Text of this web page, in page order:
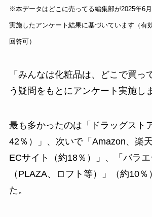
※本データはどこに売ってる編集部が2025年6
実施したアンケート結果に基づいています（有
回答可）
「みんなは化粧品は、どこで買っ
う疑問をもとにアンケート実施し
最も多かったのは「ドラッグスト
42％）」、次いで「Amazon、楽
ECサイト（約18％）」、「バラ
（PLAZA、ロフト等）」（約10％
た。